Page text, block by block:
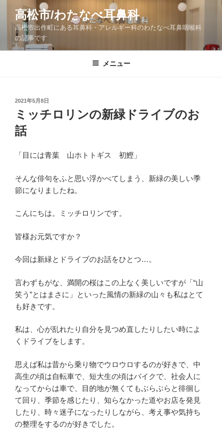
ツ
高松市/わたなべ耳鼻科
高松市出作町にある耳鼻科・アレルギー科のわたなべ耳鼻咽喉科
の記事です
メニュー
投
稿
日:
2021年5月8日
ミッチロリンの新緑ドライブのお
話
「目には青葉 山ホトトギス 初鰹」
そんな俳句をふと思い浮かべてしまう、新緑の美しい季
節になりましたね。
こんにちは。ミッチロリンです。
皆様お元気ですか？
今回は新緑とドライブのお話をひとつ…。
言わずもがな、満開の桜はこの上なく美しいですが「“山
笑う”とはまさに」といった風情の新緑の山々も私はとて
も好きです。
私は、心が乱れたり自分を見つめ直したりしたい時によ
くドライブをします。
思えば私は昔から乗り物でウロウロするのが好きで、中
高生の頃は自転車で、短大生の頃はバイクで、社会人に
なってからは車で、目的地が無くてもぶらぶらと徘徊し
て回り、季節を感じたり、知らなかった道やお店を発見
したり、時々迷子になったりしながら、考え事や気持ち
の整理をするのが好きでした。